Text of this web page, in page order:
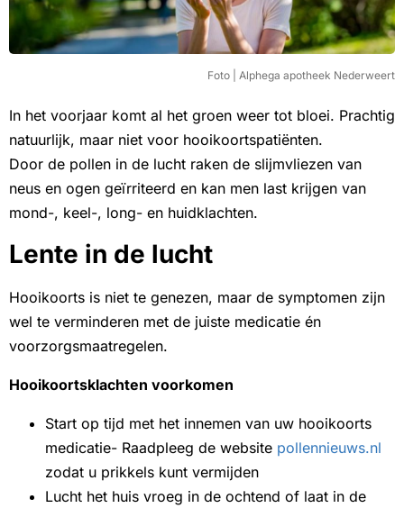
Foto | Alphega apotheek Nederweert
In het voorjaar komt al het groen weer tot bloei. Prachtig
natuurlijk, maar niet voor hooikoortspatiënten.
Door de pollen in de lucht raken de slijmvliezen van
neus en ogen geïrriteerd en kan men last krijgen van
mond-, keel-, long- en huidklachten.
Lente in de lucht
Hooikoorts is niet te genezen, maar de symptomen zijn
wel te verminderen met de juiste medicatie én
voorzorgsmaatregelen.
Hooikoortsklachten voorkomen
Start op tijd met het innemen van uw hooikoorts
medicatie- Raadpleeg de website pollennieuws.nl
zodat u prikkels kunt vermijden
Lucht het huis vroeg in de ochtend of laat in de